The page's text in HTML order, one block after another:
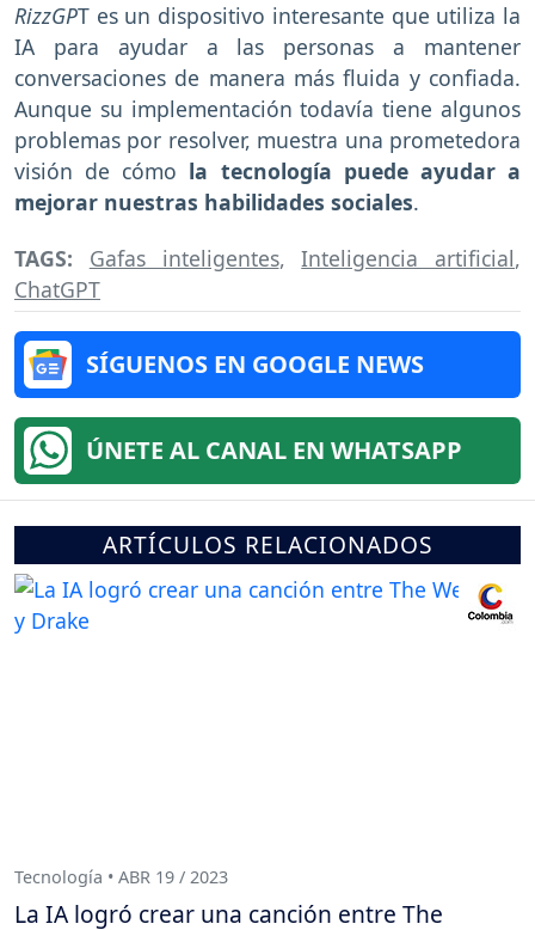
RizzGPT es un dispositivo interesante que utiliza la
IA para ayudar a las personas a mantener
conversaciones de manera más fluida y confiada.
Aunque su implementación todavía tiene algunos
problemas por resolver, muestra una prometedora
visión de cómo la tecnología puede ayudar a
mejorar nuestras habilidades sociales.
TAGS: Gafas inteligentes,Inteligencia artificial,
ChatGPT
SÍGUENOS EN GOOGLE NEWS
ÚNETE AL CANAL EN WHATSAPP
ARTÍCULOS RELACIONADOS
Tecnología • ABR 19 / 2023
La IA logró crear una canción entre The